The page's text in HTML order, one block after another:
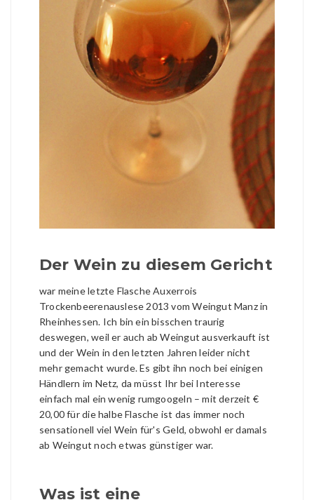
Der Wein zu diesem Gericht
war meine letzte Flasche Auxerrois
Trockenbeerenauslese 2013 vom Weingut Manz in
Rheinhessen. Ich bin ein bisschen traurig
deswegen, weil er auch ab Weingut ausverkauft ist
und der Wein in den letzten Jahren leider nicht
mehr gemacht wurde. Es gibt ihn noch bei einigen
Händlern im Netz, da müsst Ihr bei Interesse
einfach mal ein wenig rumgoogeln – mit derzeit €
20,00 für die halbe Flasche ist das immer noch
sensationell viel Wein für's Geld, obwohl er damals
ab Weingut noch etwas günstiger war.
Was ist eine